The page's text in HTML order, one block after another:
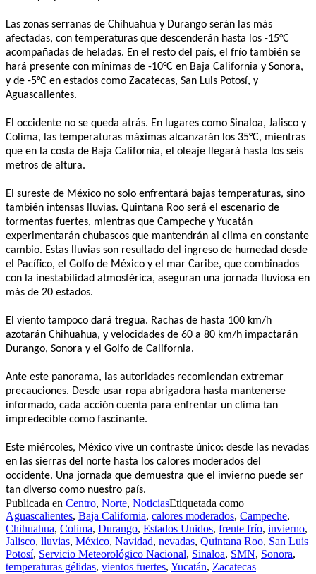
Las zonas serranas de Chihuahua y Durango serán las más
afectadas, con temperaturas que descenderán hasta los -15°C
acompañadas de heladas. En el resto del país, el frío también se
hará presente con mínimas de -10°C en Baja California y Sonora,
y de -5°C en estados como Zacatecas, San Luis Potosí, y
Aguascalientes.
El occidente no se queda atrás. En lugares como Sinaloa, Jalisco y
Colima, las temperaturas máximas alcanzarán los 35°C, mientras
que en la costa de Baja California, el oleaje llegará hasta los seis
metros de altura.
El sureste de México no solo enfrentará bajas temperaturas, sino
también intensas lluvias. Quintana Roo será el escenario de
tormentas fuertes, mientras que Campeche y Yucatán
experimentarán chubascos que mantendrán al clima en constante
cambio. Estas lluvias son resultado del ingreso de humedad desde
el Pacífico, el Golfo de México y el mar Caribe, que combinados
con la inestabilidad atmosférica, aseguran una jornada lluviosa en
más de 20 estados.
El viento tampoco dará tregua. Rachas de hasta 100 km/h
azotarán Chihuahua, y velocidades de 60 a 80 km/h impactarán
Durango, Sonora y el Golfo de California.
Ante este panorama, las autoridades recomiendan extremar
precauciones. Desde usar ropa abrigadora hasta mantenerse
informado, cada acción cuenta para enfrentar un clima tan
impredecible como fascinante.
Este miércoles, México vive un contraste único: desde las nevadas
en las sierras del norte hasta los calores moderados del
occidente. Una jornada que demuestra que el invierno puede ser
tan diverso como nuestro país.
Publicada en Centro, Norte, NoticiasEtiquetada como
Aguascalientes, Baja California, calores moderados, Campeche,
Chihuahua, Colima, Durango, Estados Unidos, frente frío, invierno,
Jalisco, lluvias, México, Navidad, nevadas, Quintana Roo, San Luis
Potosí, Servicio Meteorológico Nacional, Sinaloa, SMN, Sonora,
temperaturas gélidas, vientos fuertes, Yucatán, Zacatecas